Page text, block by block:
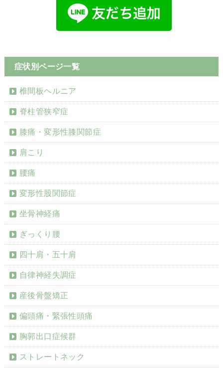
症状別ページ一覧
椎間板ヘルニア
脊柱管狭窄症
膝痛・変形性膝関節症
肩こり
腰痛
変形性股関節症
坐骨神経痛
ぎっくり腰
四十肩・五十肩
自律神経失調症
産後骨盤矯正
偏頭痛・緊張性頭痛
胸郭出口症候群
ストレートネック